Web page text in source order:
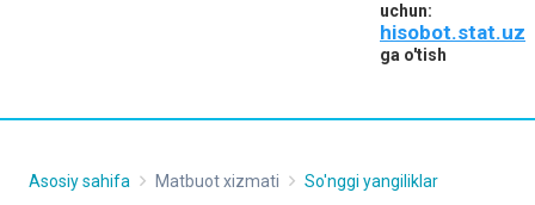
uchun:
hisobot.stat.uz
ga o'tish
Asosiy sahifa Matbuot xizmati So'nggi yangiliklar